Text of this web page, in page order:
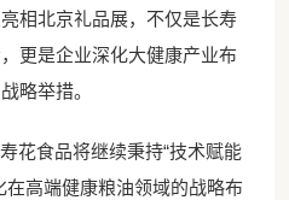
相北京礼品展，不仅是长寿
更是企业深化大健康产业布
略举措。
花食品将继续秉持“技术赋能
在高端健康粮油领域的战略布